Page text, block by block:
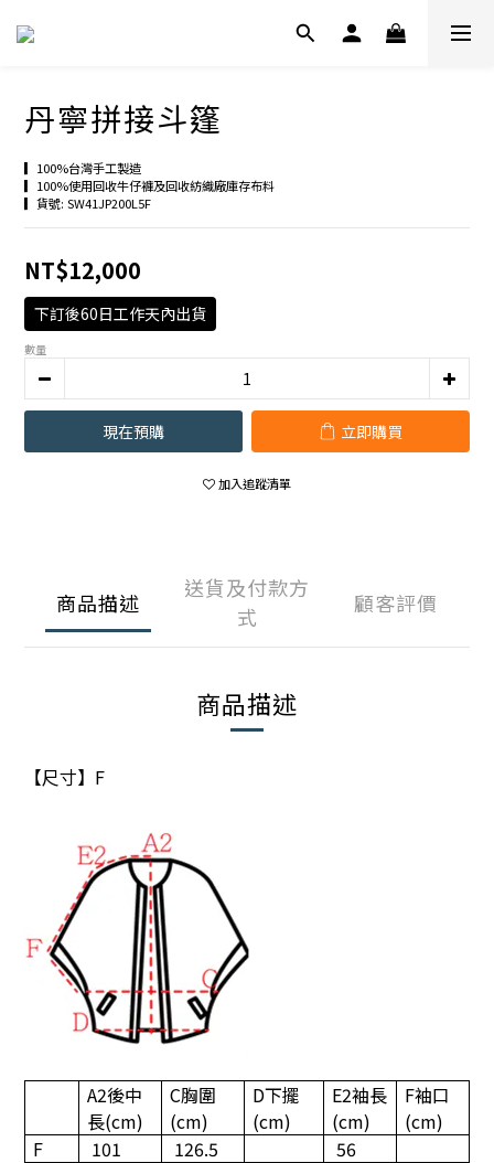
丹寧拼接斗篷
▎100%台灣手工製造
▎100%使用回收牛仔褲及回收紡織廠庫存布料
▎貨號: SW41JP200L5F
NT$12,000
下訂後60日工作天內出貨
數量
現在預購 立即購買
加入追蹤清單
商品描述
送貨及付款方
式
顧客評價
商品描述
【尺寸】F
A2後中
長(cm)
C胸圍
(cm)
D下擺
(cm)
E2袖長
(cm)
F袖口
(cm)
F
101 126.5 56